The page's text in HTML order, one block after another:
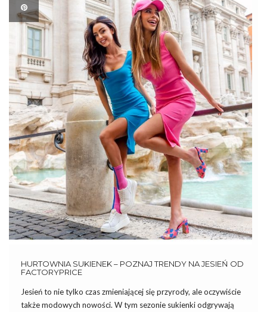
HURTOWNIA SUKIENEK – POZNAJ TRENDY NA JESIEŃ OD
FACTORYPRICE
Jesień to nie tylko czas zmieniającej się przyrody, ale oczywiście
także modowych nowości. W tym sezonie sukienki odgrywają